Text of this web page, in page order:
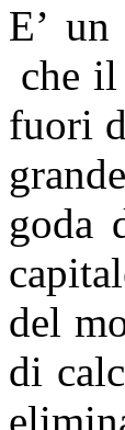
E’
che
fuori
goda
del
di